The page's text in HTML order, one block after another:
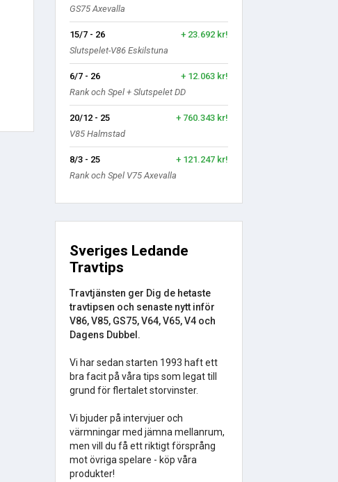
GS75 Axevalla
15/7 - 26
+ 23.692 kr!
Slutspelet-V86 Eskilstuna
6/7 - 26
+ 12.063 kr!
Rank och Spel + Slutspelet DD
20/12 - 25
+ 760.343 kr!
V85 Halmstad
8/3 - 25
+ 121.247 kr!
Rank och Spel V75 Axevalla
Sveriges Ledande
Travtips
Travtjänsten ger Dig de hetaste
travtipsen och senaste nytt inför
V86, V85, GS75, V64, V65, V4 och
Dagens Dubbel.
Vi har sedan starten 1993 haft ett
bra facit på våra tips som legat till
grund för flertalet storvinster.
Vi bjuder på intervjuer och
värmningar med jämna mellanrum,
men vill du få ett riktigt försprång
mot övriga spelare - köp våra
produkter!